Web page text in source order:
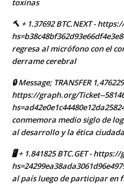
toxinas
🔨 + 1.37692 BTC.NEXT -
regresa al micrófono con el
derrame cerebral
🔒 Message; TRANSFER
https://graph.org/Ticket--
conmemora medio siglo de
al desarrollo y la ética
🖥 + 1.841825 BTC.GET -
al país luego de participar en